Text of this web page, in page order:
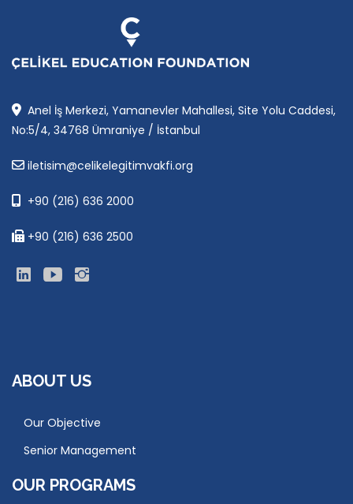
Anel İş Merkezi, Yamanevler Mahallesi, Site Yolu Caddesi,
No:5/4, 34768 Ümraniye / İstanbul
iletisim@celikelegitimvakfi.org
+90 (216) 636 2000
+90 (216) 636 2500
ABOUT US
Our Objective
Senior Management
OUR PROGRAMS